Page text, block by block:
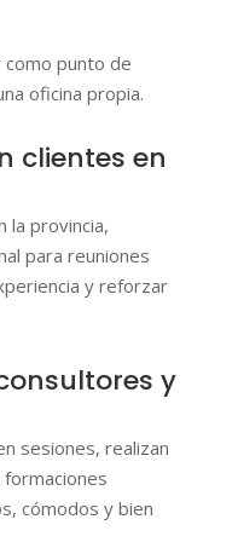
como punto de
oficina propia.
clientes en
la provincia,
para reuniones
y reforzar
y
sesiones, realizan
cómodos y bien